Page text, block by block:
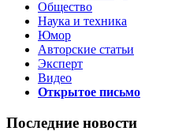
Общество
Наука и техника
Юмор
Авторские статьи
Эксперт
Видео
Открытое письмо
Последние новости